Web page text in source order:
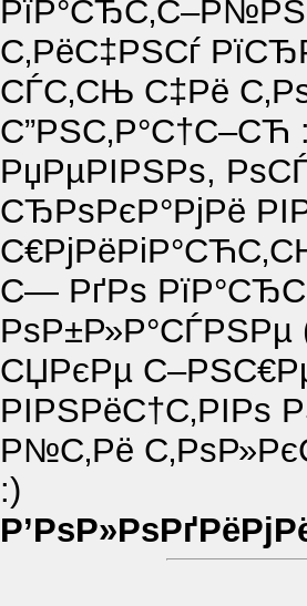
С‚РёС‡РЅСѓ
СЃС‚СЊ С‡Рё
С”РЅС‚Р°С†С–СЋ
РџРµРІРЅРѕ,
СЂРѕРєР°РјРё
С— РґРѕ
РѕР±Р»Р°СЃРЅРµ
СЏРєРµ
РІРЅРёС†С‚РІРѕ
Р№С‚Рё
:)